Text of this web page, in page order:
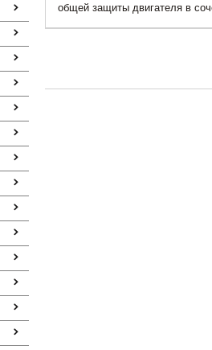
общей защиты двигателя в